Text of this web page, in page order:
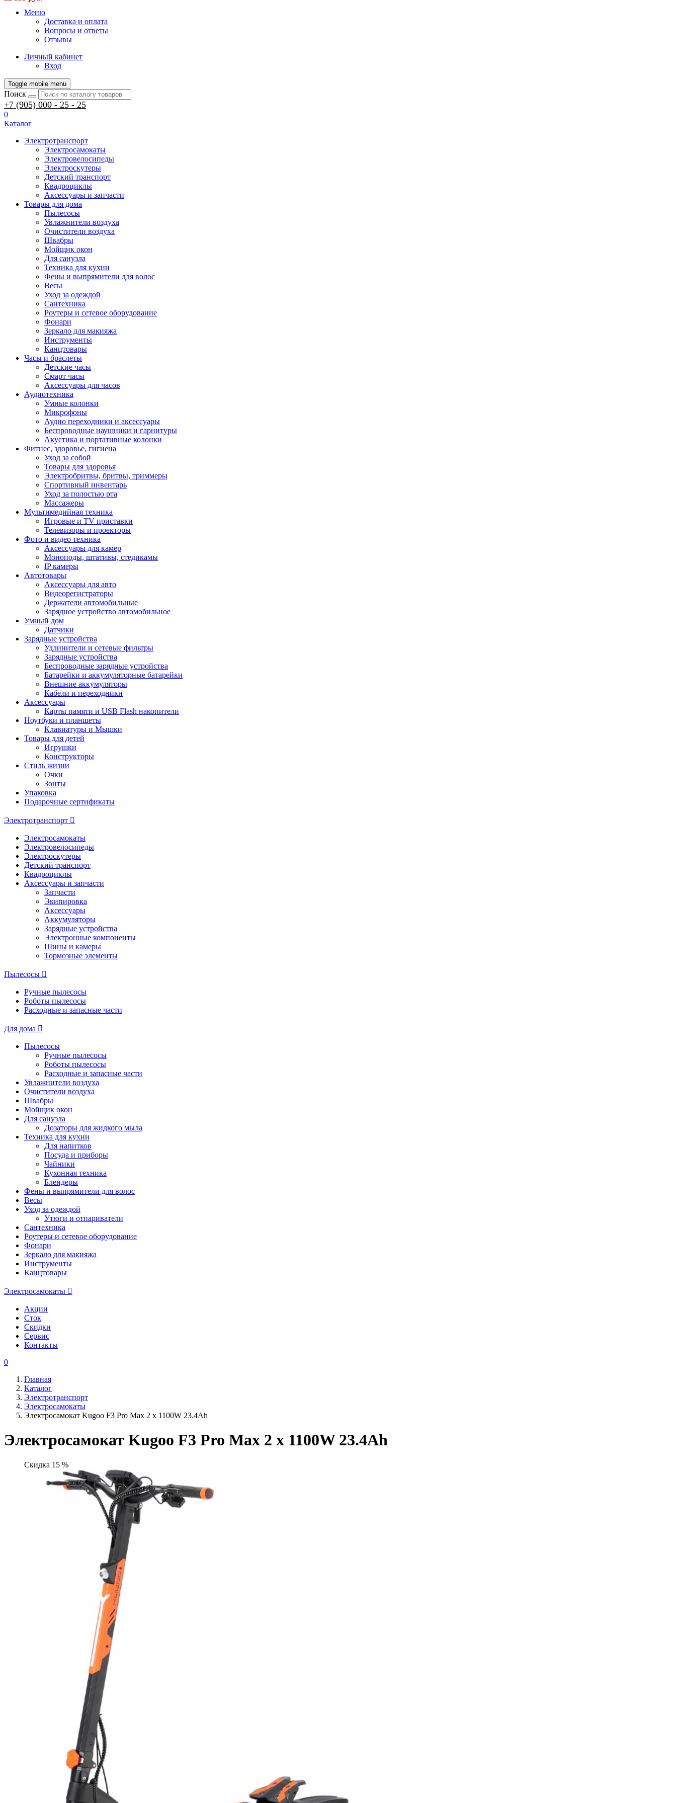
Меню
Доставка и оплата
Вопросы и ответы
Отзывы
Личный кабинет
Вход
Toggle mobile menu
Поиск
+7 (905) 000 - 25 - 25
0
Каталог
Электротранспорт
Электросамокаты
Электровелосипеды
Электроскутеры
Детский транспорт
Квадроциклы
Аксессуары и запчасти
Товары для дома
Пылесосы
Увлажнители воздуха
Очистители воздуха
Швабры
Мойщик окон
Для санузла
Техника для кухни
Фены и выпрямители для волос
Весы
Уход за одеждой
Сантехника
Роутеры и сетевое оборудование
Фонари
Зеркало для макияжа
Инструменты
Канцтовары
Часы и браслеты
Детские часы
Смарт часы
Аксессуары для часов
Аудиотехника
Умные колонки
Микрофоны
Аудио переходники и аксессуары
Беспроводные наушники и гарнитуры
Акустика и портативные колонки
Фитнес, здоровье, гигиена
Уход за собой
Товары для здоровья
Электробритвы, бритвы, триммеры
Спортивный инвентарь
Уход за полостью рта
Массажеры
Мультимедийная техника
Игровые и TV приставки
Телевизоры и проекторы
Фото и видео техника
Аксессуары для камер
Моноподы, штативы, стедикамы
IP камеры
Автотовары
Аксессуары для авто
Видеорегистраторы
Держатели автомобильные
Зарядное устройство автомобильное
Умный дом
Датчики
Зарядные устройства
Удлинители и сетевые фильтры
Зарядные устройства
Беспроводные зарядные устройства
Батарейки и аккумуляторные батарейки
Внешние аккумуляторы
Кабели и переходники
Аксессуары
Карты памяти и USB Flash накопители
Ноутбуки и планшеты
Клавиатуры и Мышки
Товары для детей
Игрушки
Конструкторы
Стиль жизни
Очки
Зонты
Упаковка
Подарочные сертификаты
Электротранспорт
Электросамокаты
Электровелосипеды
Электроскутеры
Детский транспорт
Квадроциклы
Аксессуары и запчасти
Запчасти
Экипировка
Аксессуары
Аккумуляторы
Зарядные устройства
Электронные компоненты
Шины и камеры
Тормозные элементы
Пылесосы
Ручные пылесосы
Роботы пылесосы
Расходные и запасные части
Для дома
Пылесосы
Ручные пылесосы
Роботы пылесосы
Расходные и запасные части
Увлажнители воздуха
Очистители воздуха
Швабры
Мойщик окон
Для санузла
Дозаторы для жидкого мыла
Техника для кухни
Для напитков
Посуда и приборы
Чайники
Кухонная техника
Блендеры
Фены и выпрямители для волос
Весы
Уход за одеждой
Утюги и отпариватели
Сантехника
Роутеры и сетевое оборудование
Фонари
Зеркало для макияжа
Инструменты
Канцтовары
Электросамокаты
Акции
Сток
Скидки
Сервис
Контакты
0
Главная
Каталог
Электротранспорт
Электросамокаты
Электросамокат Kugoo F3 Pro Max 2 х 1100W 23.4Ah
Электросамокат Kugoo F3 Pro Max 2 х 1100W 23.4Ah
Скидка 15 %